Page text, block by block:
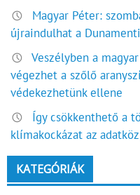
Magyar Péter:
újraindulhat a
Veszélyben a
végezhet a szőlő
védekezhetünk ellene
Így csökkenthető a
klímakockázat az
KATEGÓRIÁK